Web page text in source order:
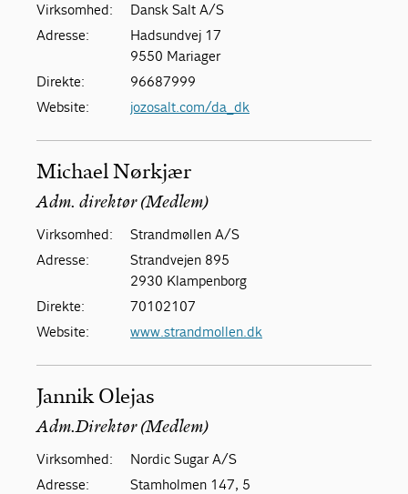
Virksomhed:
Dansk Salt A/S
Adresse:
Hadsundvej 17
9550 Mariager
Direkte:
96687999
Website:
jozosalt.com/da_dk
Michael Nørkjær
Adm. direktør (Medlem)
Virksomhed:
Strandmøllen A/S
Adresse:
Strandvejen 895
2930 Klampenborg
Direkte:
70102107
Website:
www.strandmollen.dk
Jannik Olejas
Adm.Direktør (Medlem)
Virksomhed:
Nordic Sugar A/S
Adresse:
Stamholmen 147, 5